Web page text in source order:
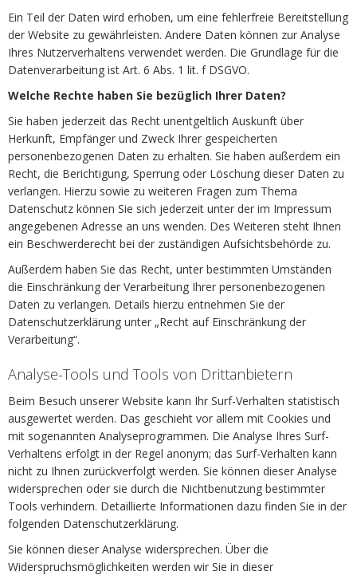
Ein Teil der Daten wird erhoben, um eine fehlerfreie Bereitstellung
der Website zu gewährleisten. Andere Daten können zur Analyse
Ihres Nutzerverhaltens verwendet werden. Die Grundlage für die
Datenverarbeitung ist Art. 6 Abs. 1 lit. f DSGVO.
Welche Rechte haben Sie bezüglich Ihrer Daten?
Sie haben jederzeit das Recht unentgeltlich Auskunft über
Herkunft, Empfänger und Zweck Ihrer gespeicherten
personenbezogenen Daten zu erhalten. Sie haben außerdem ein
Recht, die Berichtigung, Sperrung oder Löschung dieser Daten zu
verlangen. Hierzu sowie zu weiteren Fragen zum Thema
Datenschutz können Sie sich jederzeit unter der im Impressum
angegebenen Adresse an uns wenden. Des Weiteren steht Ihnen
ein Beschwerderecht bei der zuständigen Aufsichtsbehörde zu.
Außerdem haben Sie das Recht, unter bestimmten Umständen
die Einschränkung der Verarbeitung Ihrer personenbezogenen
Daten zu verlangen. Details hierzu entnehmen Sie der
Datenschutzerklärung unter „Recht auf Einschränkung der
Verarbeitung“.
Analyse-Tools und Tools von Drittanbietern
Beim Besuch unserer Website kann Ihr Surf-Verhalten statistisch
ausgewertet werden. Das geschieht vor allem mit Cookies und
mit sogenannten Analyseprogrammen. Die Analyse Ihres Surf-
Verhaltens erfolgt in der Regel anonym; das Surf-Verhalten kann
nicht zu Ihnen zurückverfolgt werden. Sie können dieser Analyse
widersprechen oder sie durch die Nichtbenutzung bestimmter
Tools verhindern. Detaillierte Informationen dazu finden Sie in der
folgenden Datenschutzerklärung.
Sie können dieser Analyse widersprechen. Über die
Widerspruchsmöglichkeiten werden wir Sie in dieser